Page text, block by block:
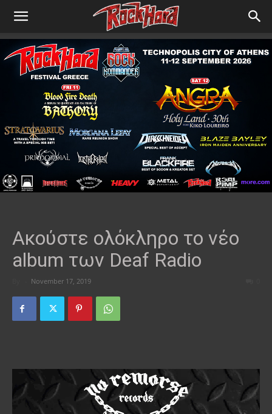
Ακούστε ολόκληρο το νέο
album των Deaf Radio
November 17, 2019